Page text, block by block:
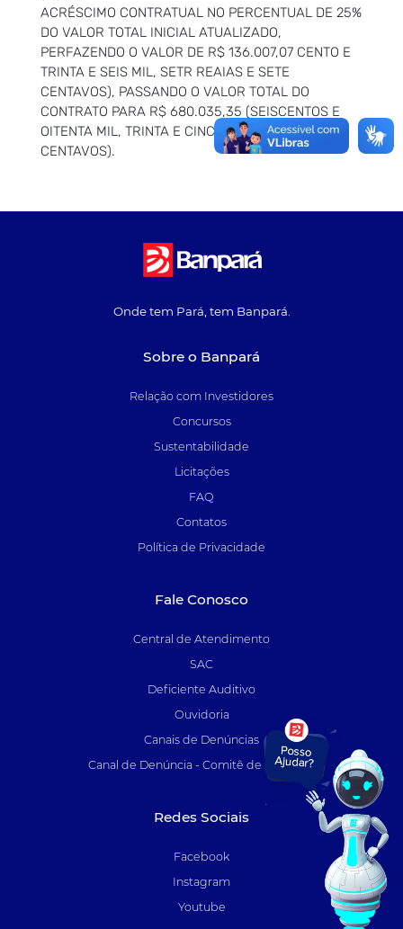
ACRÉSCIMO CONTRATUAL NO PERCENTUAL DE 25%
DO VALOR TOTAL INICIAL ATUALIZADO,
PERFAZENDO O VALOR DE R$ 136.007,07 CENTO E
TRINTA E SEIS MIL, SETR REAIAS E SETE
CENTAVOS), PASSANDO O VALOR TOTAL DO
CONTRATO PARA R$ 680.035,35 (SEISCENTOS E
OITENTA MIL, TRINTA E CINCO REAIS E TRINTA
CENTAVOS).
Onde tem Pará, tem Banpará.
Sobre o Banpará
Relação com Investidores
Concursos
Sustentabilidade
Licitações
FAQ
Contatos
Política de Privacidade
Fale Conosco
Central de Atendimento
SAC
Deficiente Auditivo
Ouvidoria
Canais de Denúncias
Canal de Denúncia - Comitê de Auditoria
Redes Sociais
Facebook
Instagram
Youtube